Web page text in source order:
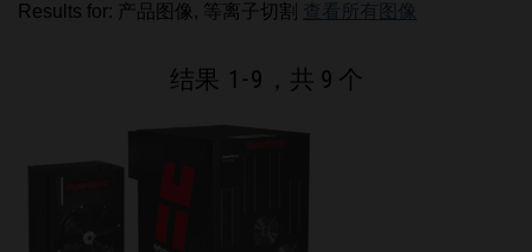
Results for: 产品图像, 等离子切割 查看所有图像
结果 1 -9 ，共 9 个